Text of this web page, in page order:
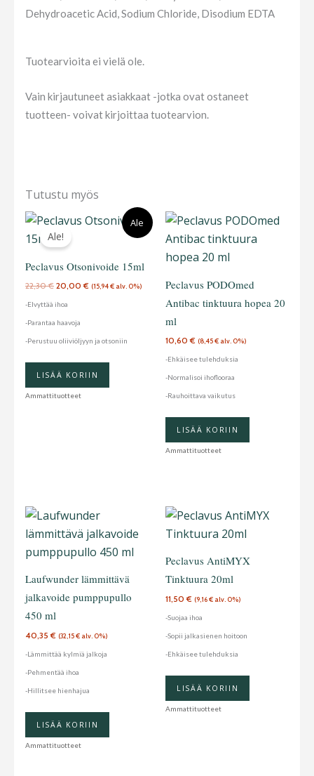
Dehydroacetic Acid, Sodium Chloride, Disodium EDTA
Tuotearvioita ei vielä ole.
Vain kirjautuneet asiakkaat -jotka ovat ostaneet
tuotteen- voivat kirjoittaa tuotearvion.
Tutustu myös
Ale
Ale!
Peclavus Otsonivoide 15ml
22,30€
Alkuperäinen
hinta
oli:
22,30 €.
20,00€
Nykyinen
hinta
(15,94€ alv. 0%)
-Elvyttää ihoa
-Parantaa haavoja
-Perustuu oliiviöljyyn ja otsoniin
LISÄÄ KORIIN
Ammattituotteet
Peclavus PODOmed
Antibac tinktuura hopea 20
ml
10,60€ (8,45€ alv. 0%)
-Ehkäisee tulehduksia
-Normalisoi ihoflooraa
-Rauhoittava vaikutus
LISÄÄ KORIIN
Ammattituotteet
Laufwunder lämmittävä
jalkavoide pumppupullo
450 ml
40,35€ (32,15€ alv. 0%)
-Lämmittää kylmiä jalkoja
-Pehmentää ihoa
-Hillitsee hienhajua
LISÄÄ KORIIN
Ammattituotteet
Peclavus AntiMYX
Tinktuura 20ml
11,50€ (9,16€ alv. 0%)
-Suojaa ihoa
-Sopii jalkasienen hoitoon
-Ehkäisee tulehduksia
LISÄÄ KORIIN
Ammattituotteet